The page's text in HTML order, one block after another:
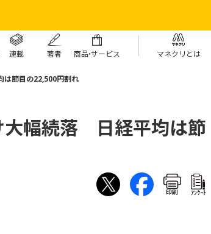
連載 著者 商品・サービス マネクリとは
節目の22,500円割れ
大幅続落 日経平均は節
印刷 ｱﾝｹｰﾄ